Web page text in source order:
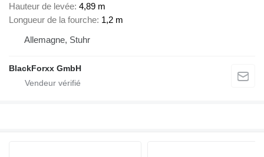
Hauteur de levée 4,89 m
Longueur de la fourche 1,2 m
Allemagne, Stuhr
BlackForxx GmbH